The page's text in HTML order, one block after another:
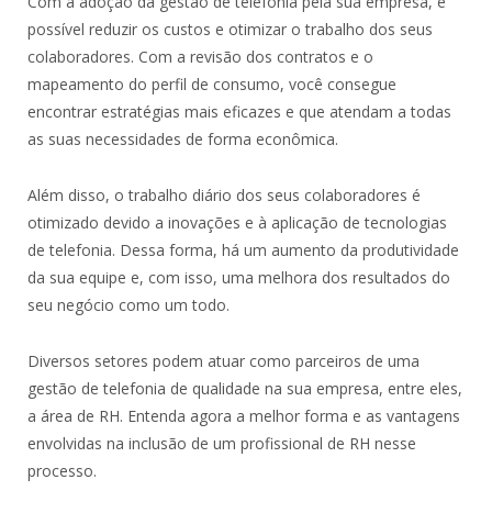
possível reduzir os custos e otimizar o trabalho dos seus
colaboradores. Com a revisão dos contratos e o
mapeamento do perfil de consumo, você consegue
encontrar estratégias mais eficazes e que atendam a todas
as suas necessidades de forma econômica.
Além disso, o trabalho diário dos seus colaboradores é
otimizado devido a inovações e à aplicação de tecnologias
de telefonia. Dessa forma, há um aumento da produtividade
da sua equipe e, com isso, uma melhora dos resultados do
seu negócio como um todo.
Diversos setores podem atuar como parceiros de uma
gestão de telefonia de qualidade na sua empresa, entre eles,
a área de RH. Entenda agora a melhor forma e as vantagens
envolvidas na inclusão de um profissional de RH nesse
processo.